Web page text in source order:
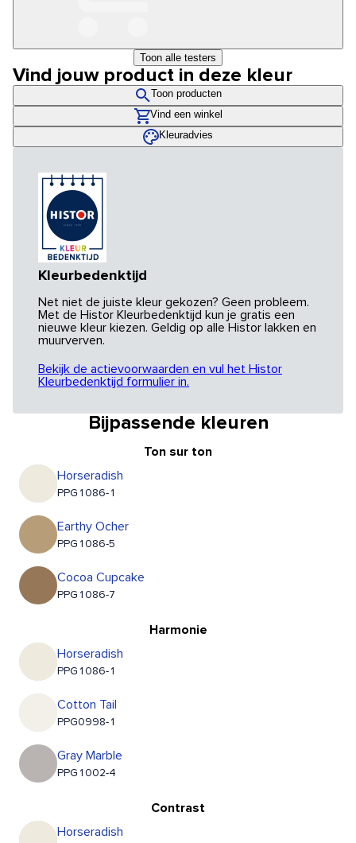
Toon alle testers
Vind jouw product in deze kleur
Toon producten
Vind een winkel
Kleuradvies
Kleurbedenktijd
Net niet de juiste kleur gekozen? Geen probleem.
Met de Histor Kleurbedenktijd kun je gratis een
nieuwe kleur kiezen. Geldig op alle Histor lakken en
muurverven.
Bekijk de actievoorwaarden en vul het Histor
Kleurbedenktijd formulier in.
Bijpassende kleuren
Ton sur ton
Horseradish
PPG1086-1
Earthy Ocher
PPG1086-5
Cocoa Cupcake
PPG1086-7
Harmonie
Horseradish
PPG1086-1
Cotton Tail
PPG0998-1
Gray Marble
PPG1002-4
Contrast
Horseradish